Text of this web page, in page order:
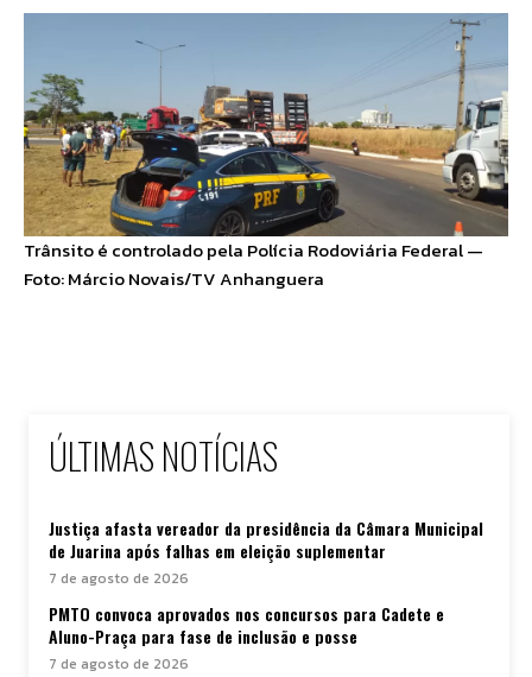
Trânsito é controlado pela Polícia Rodoviária Federal —
Foto: Márcio Novais/TV Anhanguera
ÚLTIMAS NOTÍCIAS
Justiça afasta vereador da presidência da Câmara Municipal
de Juarina após falhas em eleição suplementar
7 de agosto de 2026
PMTO convoca aprovados nos concursos para Cadete e
Aluno-Praça para fase de inclusão e posse
7 de agosto de 2026